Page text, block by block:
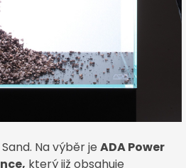
Na výběr je ADA Power
který již obsahuje